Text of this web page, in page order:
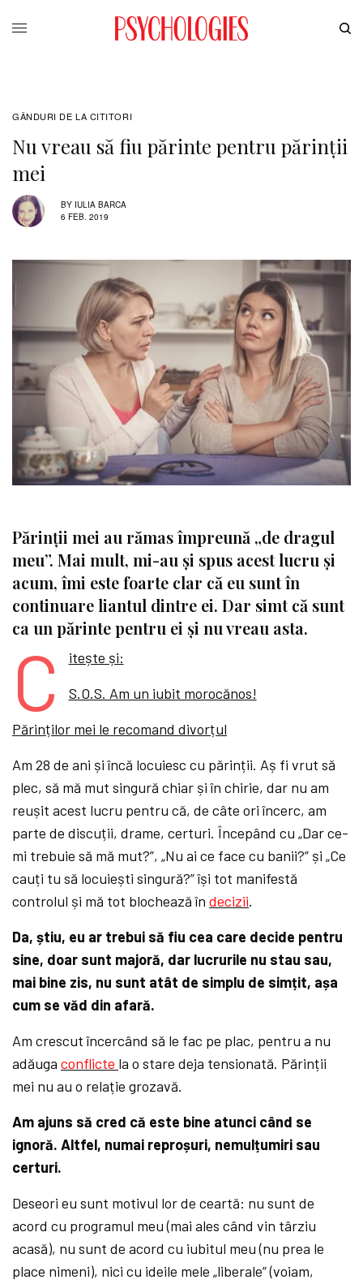
GÂNDURI DE LA CITITORI
Nu vreau să fiu părinte pentru părinții
mei
BY IULIA BARCA
6 FEB. 2019
Părinții mei au rămas împreună „de dragul
meu”. Mai mult, mi-au și spus acest lucru și
acum, îmi este foarte clar că eu sunt în
continuare liantul dintre ei. Dar simt că sunt
ca un părinte pentru ei și nu vreau asta.
C
itește și:
S.O.S. Am un iubit morocănos!
Părinților mei le recomand divorțul
Am 28 de ani și încă locuiesc cu părinții. Aș fi vrut să
plec, să mă mut singură chiar și în chirie, dar nu am
reușit acest lucru pentru că, de câte ori încerc, am
parte de discuții, drame, certuri. Începând cu „Dar ce-
mi trebuie să mă mut?”, „Nu ai ce face cu banii?” și „Ce
cauți tu să locuiești singură?” își tot manifestă
controlul și mă tot blochează îndecizii.
Da, știu, eu ar trebui să fiu cea care decide pentru
sine, doar sunt majoră, dar lucrurile nu stau sau,
mai bine zis, nu sunt atât de simplu de simțit, așa
cum se văd din afară.
Am crescut încercând să le fac pe plac, pentru a nu
adăugaconflicte la o stare deja tensionată. Părinții
mei nu au o relație grozavă.
Am ajuns să cred că este bine atunci când se
ignoră. Altfel, numai reproșuri, nemulțumiri sau
certuri.
Deseori eu sunt motivul lor de ceartă: nu sunt de
acord cu programul meu (mai ales când vin târziu
acasă), nu sunt de acord cu iubitul meu (nu prea le
place nimeni), nici cu ideile mele „liberale” (voiam,